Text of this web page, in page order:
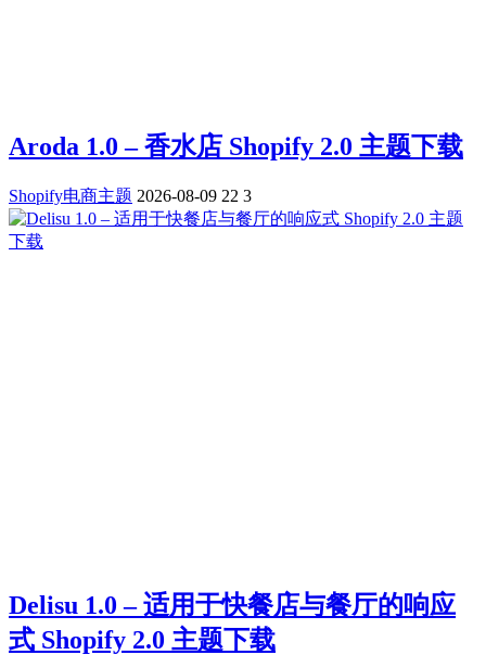
Aroda 1.0 – 香水店 Shopify 2.0 主题下载
Shopify电商主题 2026-08-09 22 3
Delisu 1.0 – 适用于快餐店与餐厅的响应
式 Shopify 2.0 主题下载